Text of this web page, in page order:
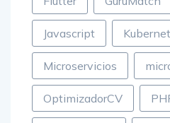
Flutter GuruMatch
Javascript
Microservicios
OptimizadorCV